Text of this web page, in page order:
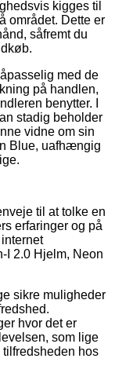
kigges til
området. Dette er
såfremt du
med de
på handlen,
benytter. I
stadig beholder
vidne om sin
Blue, uafhængig
til at tolke en
erfaringer og på
I 2.0 Hjelm, Neon
sikre muligheder
hvor det er
som lige
hos